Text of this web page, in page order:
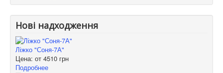
Нові надходження
Ліжко "Соня-7А"
Цена: от 4510 грн
Подробнее